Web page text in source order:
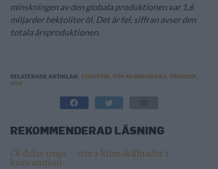
minskningen av den globala produktionen var 1,6
miljarder hektoliter öl. Det är fel, siffran avser den
totala årsproduktionen.
RELATERADE ARTIKLAR: STATISTIK TOP 40 BREWERIES TRENDER
USA
REKOMMENDERAD LÄSNING
Öl delar unga – stora könsskillnader i
konsumtion